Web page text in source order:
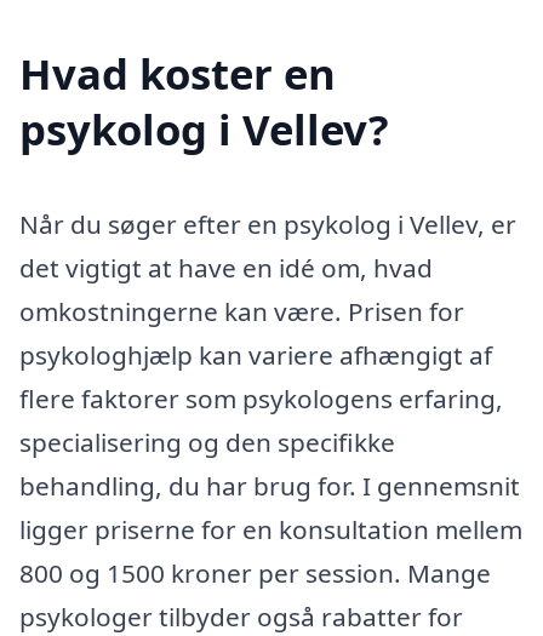
Hvad koster en
psykolog i Vellev?
Når du søger efter en psykolog i Vellev, er
det vigtigt at have en idé om, hvad
omkostningerne kan være. Prisen for
psykologhjælp kan variere afhængigt af
flere faktorer som psykologens erfaring,
specialisering og den specifikke
behandling, du har brug for. I gennemsnit
ligger priserne for en konsultation mellem
800 og 1500 kroner per session. Mange
psykologer tilbyder også rabatter for